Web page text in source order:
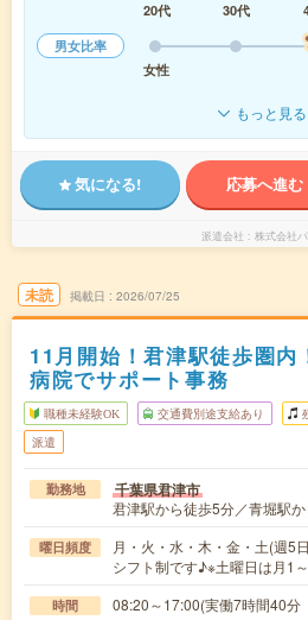
20代
30代
男女比率
女性
もっと見る
気になる! 応募へ進む
派遣会社 株式会社
未読 掲載日 2026/07/25
11月開始！君津駅徒歩圏内
病院でサポート事務
職種未経験OK 交通費別途支給あり
派遣
勤務地 千葉県君津市
君津駅から徒歩5分／青堀駅
曜日頻度
月・火・水・木・金・土(週
シフト制です♪※土曜日は月1
時間 08:20～17:00(実働7時間40